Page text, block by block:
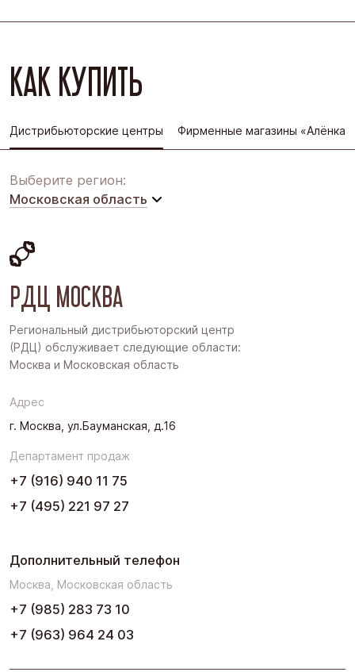
КАК КУПИТЬ
Дистрибьюторские центры Фирменные магазины «Алёнка»
Выберите регион:
Московская область
Восточная Сибирь
Дальний Восток
Поволжье
Урал
РДЦ МОСКВА
Региональный дистрибьюторский центр
(РДЦ) обслуживает следующие области:
Москва и Московская область
Адрес
г. Москва, ул.Бауманская, д.16
Департамент продаж
+7 (916) 940 11 75
+7 (495) 221 97 27
Дополнительный телефон
Москва, Московская область
+7 (985) 283 73 10
+7 (963) 964 24 03